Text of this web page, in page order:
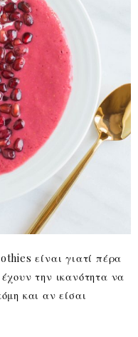
είναι γιατί πέρα
την ικανότητα να
και αν είσαι